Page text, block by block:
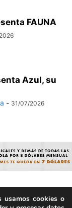
FAUNA
Azul, su
- 31/07/2026
no por
usamos cookies o